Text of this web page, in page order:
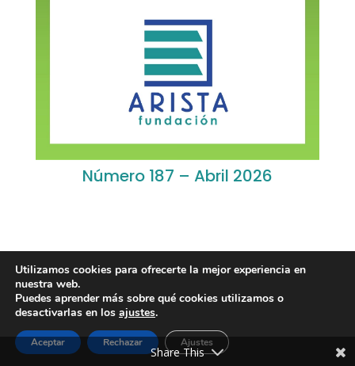
Número 187 – Abril 2026
Diseño deSeos +| © Todos los derechos reservados
Fundación Arista -
Aviso Legal
privacidad -Política de Cookies
Utilizamos cookies para ofrecerte la mejor experiencia en
nuestra web.
Puedes aprender más sobre qué cookies utilizamos o
desactivarlas en los ajustes.
Aceptar Rechazar Ajustes
Share This